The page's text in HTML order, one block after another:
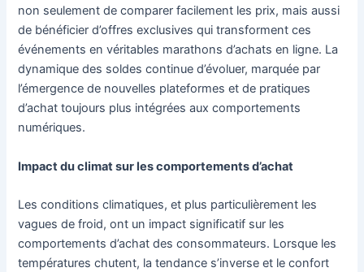
non seulement de comparer facilement les prix, mais aussi
de bénéficier d’offres exclusives qui transforment ces
événements en véritables marathons d’achats en ligne. La
dynamique des soldes continue d’évoluer, marquée par
l’émergence de nouvelles plateformes et de pratiques
d’achat toujours plus intégrées aux comportements
numériques.
Impact du climat sur les comportements d’achat
Les conditions climatiques, et plus particulièrement les
vagues de froid, ont un impact significatif sur les
comportements d’achat des consommateurs. Lorsque les
températures chutent, la tendance s’inverse et le confort